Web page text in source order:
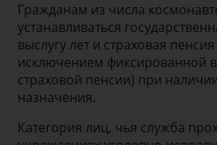
Гражданам из числа
устанавливаться
выслугу лет и страховая
исключением фиксированной
страховой пенсии) при
назначения.
Категория лиц, чья служба